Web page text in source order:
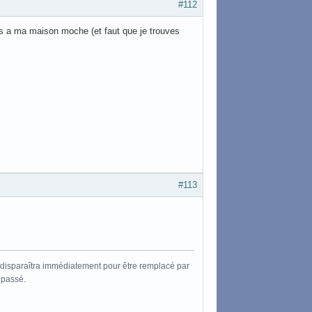
#112
a ma maison moche (et faut que je trouves
#113
immédiatement pour être remplacé par